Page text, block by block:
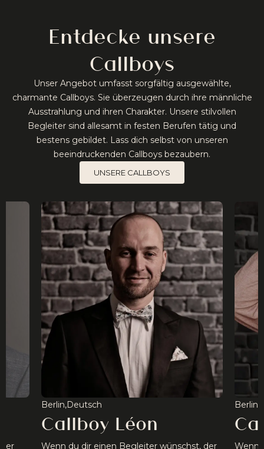
Entdecke unsere
Callboys
Unser Angebot umfasst sorgfältig ausgewählte,
charmante Callboys. Sie überzeugen durch ihre männliche
Ausstrahlung und ihren Charakter. Unsere stilvollen
Begleiter sind allesamt in festen Berufen tätig und
bestens gebildet. Lass dich selbst von unseren
beeindruckenden Callboys bezaubern.
UNSERE CALLBOYS
Berlin,Deutsch
Callboy Léon
Wenn du dir einen Begleiter wünschst, der
Berlin,
Wenn